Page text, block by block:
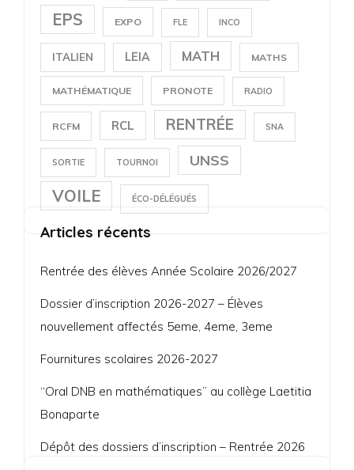
EPS EXPO FLE INCO
ITALIEN LEIA MATH MATHS
MATHÉMATIQUE PRONOTE RADIO
RCFM RCL RENTRÉE SNA
SORTIE TOURNOI UNSS
VOILE ÉCO-DÉLÉGUÉS
Articles récents
Rentrée des élèves Année Scolaire 2026/2027
Dossier d’inscription 2026-2027 – Élèves
nouvellement affectés 5eme, 4eme, 3eme
Fournitures scolaires 2026-2027
“Oral DNB en mathématiques” au collège Laetitia
Bonaparte
Dépôt des dossiers d’inscription – Rentrée 2026